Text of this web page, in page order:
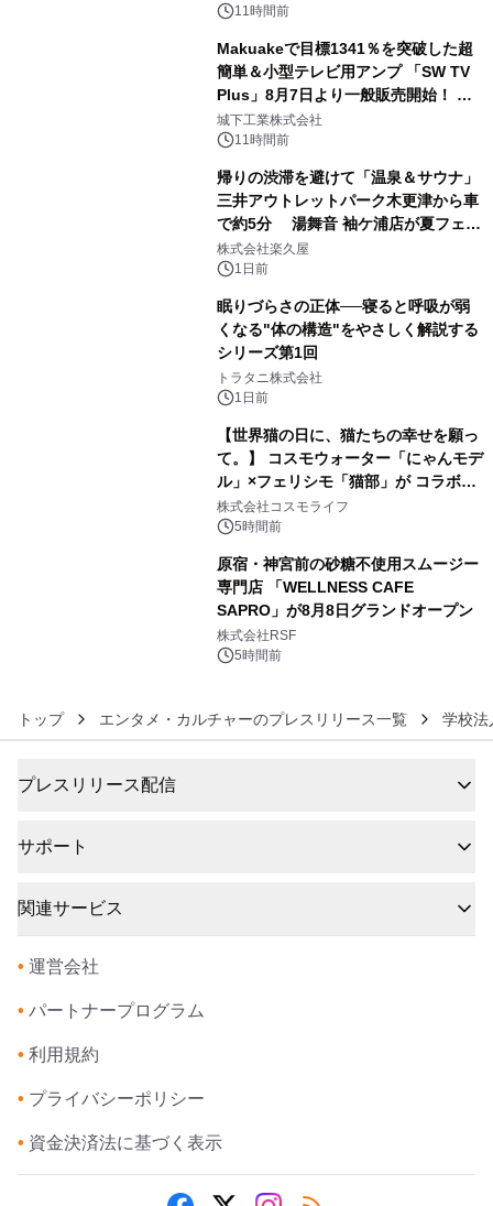
ボグッズも発売決定！
11時間前
Makuakeで目標1341％を突破した超
簡単＆小型テレビ用アンプ 「SW TV
Plus」8月7日より一般販売開始！ ケ
ーブル1本つなぐだけ、テレビの音が
ぐっと豊かに
城下工業株式会社
11時間前
帰りの渋滞を避けて「温泉＆サウナ」
三井アウトレットパーク木更津から車
で約5分 湯舞音 袖ケ浦店が夏フェア
メニューを提供
株式会社楽久屋
1日前
眠りづらさの正体──寝ると呼吸が弱
くなる"体の構造"をやさしく解説する
シリーズ第1回
トラタニ株式会社
1日前
【世界猫の日に、猫たちの幸せを願っ
て。】 コスモウォーター「にゃんモデ
ル」×フェリシモ「猫部」が コラボキ
ャンペーンを実施
株式会社コスモライフ
5時間前
原宿・神宮前の砂糖不使用スムージー
専門店 「WELLNESS CAFE
SAPRO」が8月8日グランドオープン
株式会社RSF
5時間前
トップ エンタメ・カルチャーのプレスリリース一覧 学校法
プレスリリース配信
サポート
関連サービス
• 運営会社
• パートナープログラム
• 利用規約
• プライバシーポリシー
• 資金決済法に基づく表示